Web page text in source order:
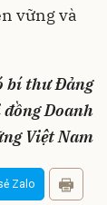
vững và
bí thư Đảng
Doanh
Việt Nam
Zalo